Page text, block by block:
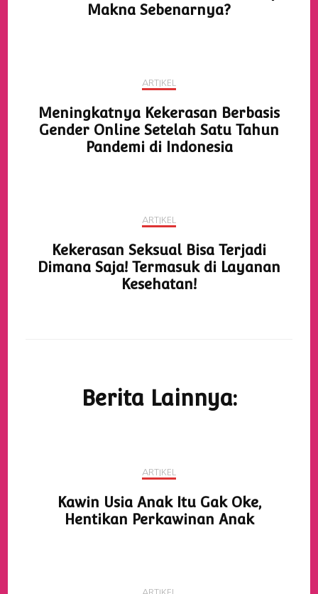
Makna Sebenarnya?
ARTIKEL
Meningkatnya Kekerasan Berbasis
Gender Online Setelah Satu Tahun
Pandemi di Indonesia
ARTIKEL
Kekerasan Seksual Bisa Terjadi
Dimana Saja! Termasuk di Layanan
Kesehatan!
Berita Lainnya:
ARTIKEL
Kawin Usia Anak Itu Gak Oke,
Hentikan Perkawinan Anak